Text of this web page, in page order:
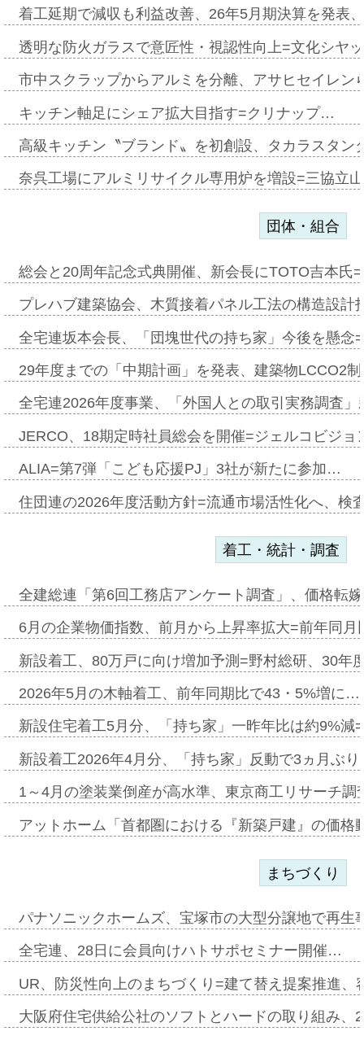
着工延期で減収も利益改善、26年5月期決算を発表
透明な防火ガラスで意匠性・視認性向上=文化シヤ
市中スクラップからアルミを分離、アサヒセイレ
キッチン軸足にシェア拡大目指す=クリナップ…
高級キッチン〝ブランド〟を初創設、タカラスタ
奈呉工場にアルミリサイクル専用炉を増設=三協立
団体・組合
総会と20周年記念式典開催、新会長にTOTO吉本氏
プレハブ建築協会、木質接着パネル工法の構造設
全宅連坂本会長、「団塊世代の持ち家」今後を懸
29年度までの「中期計画」を発表、建築物LCCO2
全宅連2026年度事業、「外国人との取引実務調査
JERCO、18期定時社員総会を開催=ジェルコビジ
ALIA=第7弾「こども応援PJ」3社が新たに参加…
住団連の2026年度活動方針=流通市場活性化へ、検
着工・統計・調査
全建総連「第6回工務店アンケート調査」、価格転
6月の企業物価指数、前月から上昇率拡大=前年同
新設着工、80万戸に向け増加予測=野村総研、30年
2026年5月の木軸着工、前年同期比で43・5%増に…
新設住宅着工5月分、「持ち家」一昨年比は約9%
新設着工2026年4月分、「持ち家」反動で3ヵ月ぶ
1～4月の塗装業倒産が高水準、東京商工リサーチ
アットホーム「首都圏における『新築戸建』の価
まちづくり
パナソニックホームズ、宝塚市の大型分譲地で再
全宅連、28日に会員向けハトサポセミナー開催…
UR、防災性向上のまちづくり=建て替え提案推進
大阪府住宅供給公社のソフトとハードの取り組み